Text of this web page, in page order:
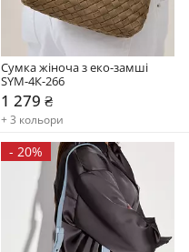
Сумка жіноча з еко-замші
SYM-4К-266
1 279 ₴
+ 3 кольори
- 20%